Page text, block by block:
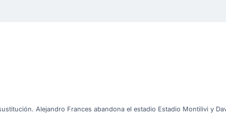
Alejandro Frances abandona el estadio Estadio Montilivi y